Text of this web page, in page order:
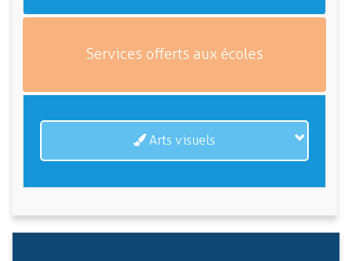
Services offerts aux écoles
Arts visuels